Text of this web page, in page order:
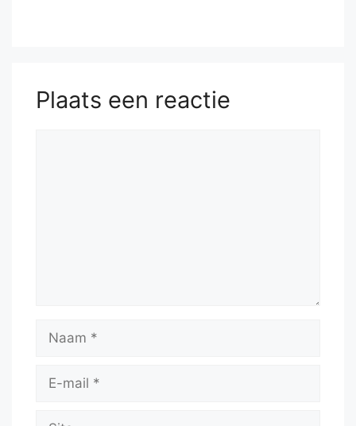
Plaats een reactie
Naam
Site